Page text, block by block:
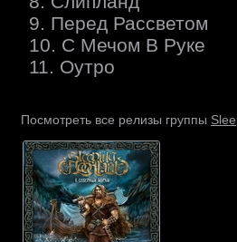
9. Перед Рассветом
10. С Мечом В Руке
11. Оутро
Посмотреть все релизы группы